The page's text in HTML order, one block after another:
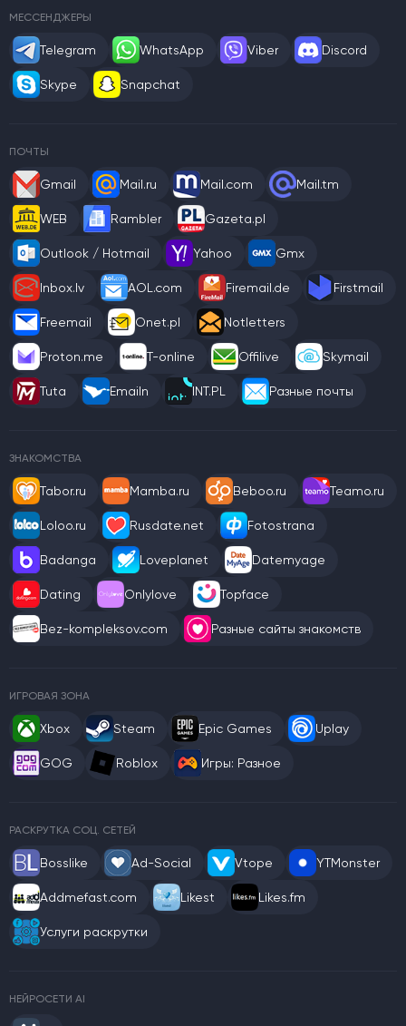
МЕССЕНДЖЕРЫ
Telegram WhatsApp Viber Discord
Skype Snapchat
ПОЧТЫ
Gmail Mail.ru Mail.com Mail.tm
WEB Rambler Gazeta.pl
Outlook / Hotmail Yahoo Gmx
Inbox.lv AOL.com Firemail.de Firstmail
Freemail Onet.pl Notletters
Proton.me T-online Offilive Skymail
Tuta Emailn INT.PL Разные почты
ЗНАКОМСТВА
Tabor.ru Mamba.ru Beboo.ru Teamo.ru
Loloo.ru Rusdate.net Fotostrana
Badanga Loveplanet Datemyage
Dating Onlylove Topface
Bez-kompleksov.com Разные сайты знакомств
ИГРОВАЯ ЗОНА
Xbox Steam Epic Games Uplay
GOG Roblox Игры: Разное
РАСКРУТКА СОЦ. СЕТЕЙ
Bosslike Ad-Social Vtope YTMonster
Addmefast.com Likest Likes.fm
Услуги раскрутки
НЕЙРОСЕТИ AI